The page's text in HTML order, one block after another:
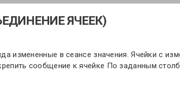
ЯЧЕЕК)
измененные в сеансе значения. Ячейки с
сообщение к ячейке По заданным